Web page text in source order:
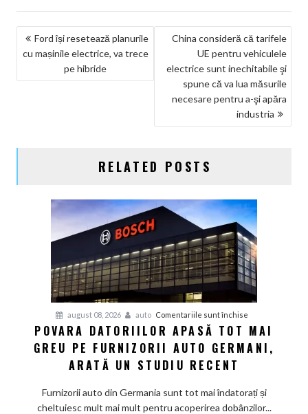
NAVIGARE
ÎN
ARTICOLE
Ford își resetează planurile
cu mașinile electrice, va trece
pe hibride
China consideră că tarifele
UE pentru vehiculele
electrice sunt inechitabile şi
spune că va lua măsurile
necesare pentru a-şi apăra
industria
RELATED POSTS
august 08, 2026 auto Comentariile sunt închise
Povara
datoriilor
mai
greu
POVARA DATORIILOR APASĂ TOT MAI
GREU PE FURNIZORII AUTO GERMANI,
ARATĂ UN STUDIU RECENT
Furnizorii auto din Germania sunt tot mai îndatorați și
cheltuiesc mult mai mult pentru acoperirea dobânzilor...